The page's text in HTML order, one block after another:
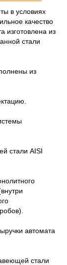
в условиях
качество
изготовлена из
стали
из
стали AISI
автомата
стали